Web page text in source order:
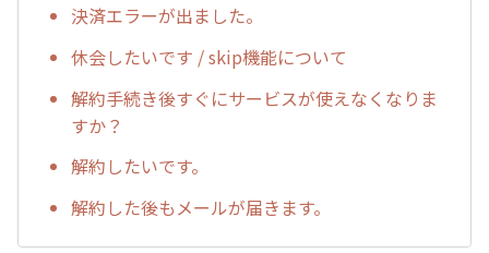
決済エラーが出ました。
休会したいです / skip機能について
解約手続き後すぐにサービスが使えなくなりま
すか？
解約したいです。
解約した後もメールが届きます。